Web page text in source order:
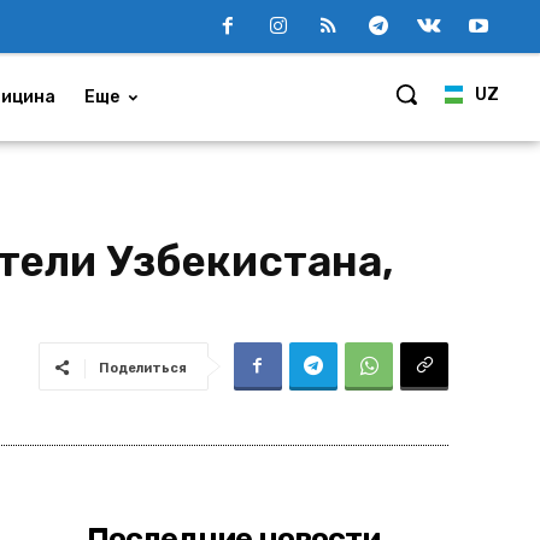
UZ
Еще
Узбекистана,
Поделиться